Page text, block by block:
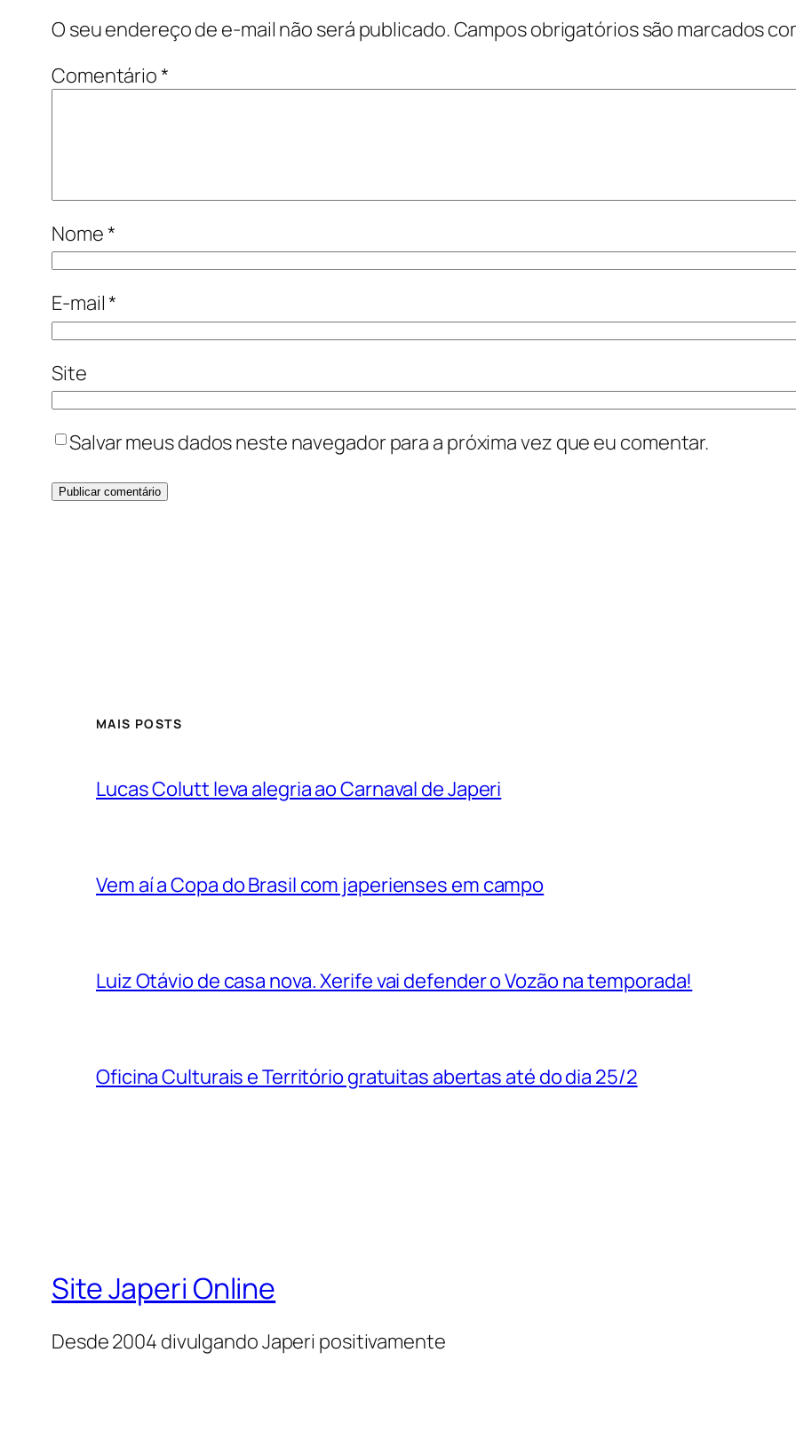
O seu endereço de e-mail não será publicado.Campos obrigatórios são marcados
Comentário*
Nome*
E-mail*
Site
Salvar meus dados neste navegador para a próxima vez que eu comentar.
MAIS POSTS
Lucas Colutt leva alegria ao Carnaval de Japeri
Vem aí a Copa do Brasil com japerienses em campo
Luiz Otávio de casa nova. Xerife vai defender o Vozão na temporada!
Oficina Culturais e Território gratuitas abertas até do dia 25/2
Site Japeri Online
Desde 2004 divulgando Japeri positivamente